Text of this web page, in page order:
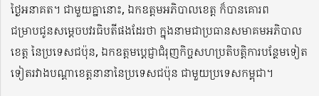
ថ្ងៃអនាគត។ ជាមួយគ្នានោះ, ឯកឧត្តមអភិបាលខេត្ត ក៏បានគោរព
ជម្រាបជូនសម្ដេចបវរធិបតីផងដែរថា ក្នុងនាមជាប្រធានសមាគមអភិបាល
ខេត្ត នៃប្រទេសជប៉ុន, ឯកឧត្តមប្ដេជ្ញាជំរុញកិច្ចសហប្រតិបត្តិការបន្ថែមទៀត
ទៀតរវាងបណ្ដាខេត្តនានានៃប្រទេសជប៉ុន ជាមួយប្រទេសកម្ពុជា។